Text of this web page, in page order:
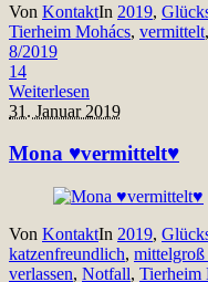
Von KontaktIn 2019,
Tierheim Mohács, vermittelt,
8/2019
14
Weiterlesen
31. Januar 2019
Mona ♥vermittelt♥
Von KontaktIn 2019,
katzenfreundlich,
verlassen, Notfall, Tierheim